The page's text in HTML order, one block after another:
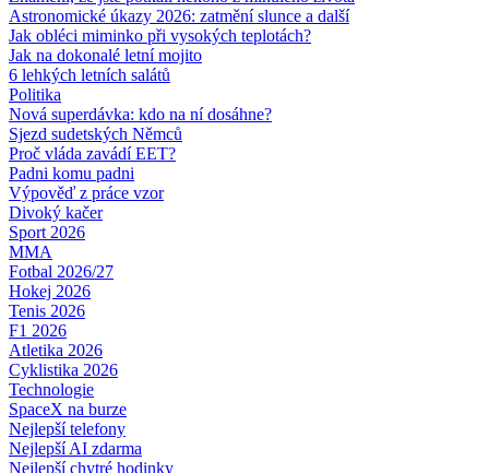
Astronomické úkazy 2026: zatmění slunce a další
Jak obléci miminko při vysokých teplotách?
Jak na dokonalé letní mojito
6 lehkých letních salátů
Politika
Nová superdávka: kdo na ní dosáhne?
Sjezd sudetských Němců
Proč vláda zavádí EET?
Padni komu padni
Výpověď z práce vzor
Divoký kačer
Sport 2026
MMA
Fotbal 2026/27
Hokej 2026
Tenis 2026
F1 2026
Atletika 2026
Cyklistika 2026
Technologie
SpaceX na burze
Nejlepší telefony
Nejlepší AI zdarma
Nejlepší chytré hodinky